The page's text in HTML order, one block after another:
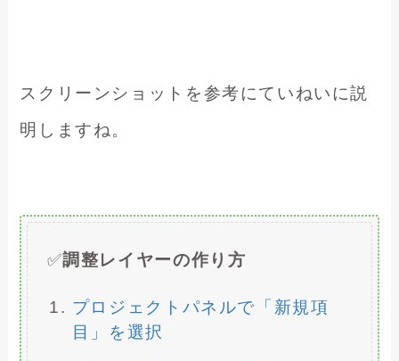
スクリーンショットを参考にていねいに説
明しますね。
✅調整レイヤーの作り方
プロジェクトパネルで「新規項
目」を選択